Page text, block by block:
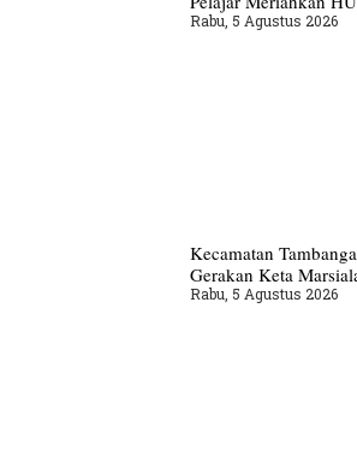
Rabu, 5 Agustus 2026
Kecamatan
Gerakan Keta
Rabu, 5 Agustus 2026